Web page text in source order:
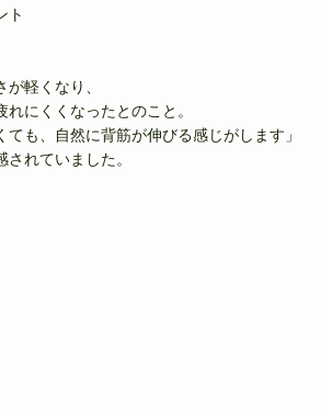
ト
軽くなり、
にくくなったとのこと。
ても、自然に背筋が伸びる感じがします」
れていました。